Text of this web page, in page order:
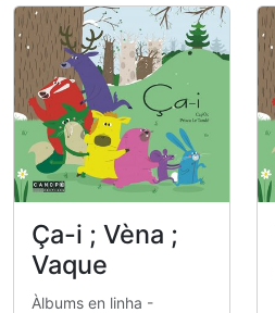
Ça-i ; Vèna ;
Vaque
Àlbums en linha -